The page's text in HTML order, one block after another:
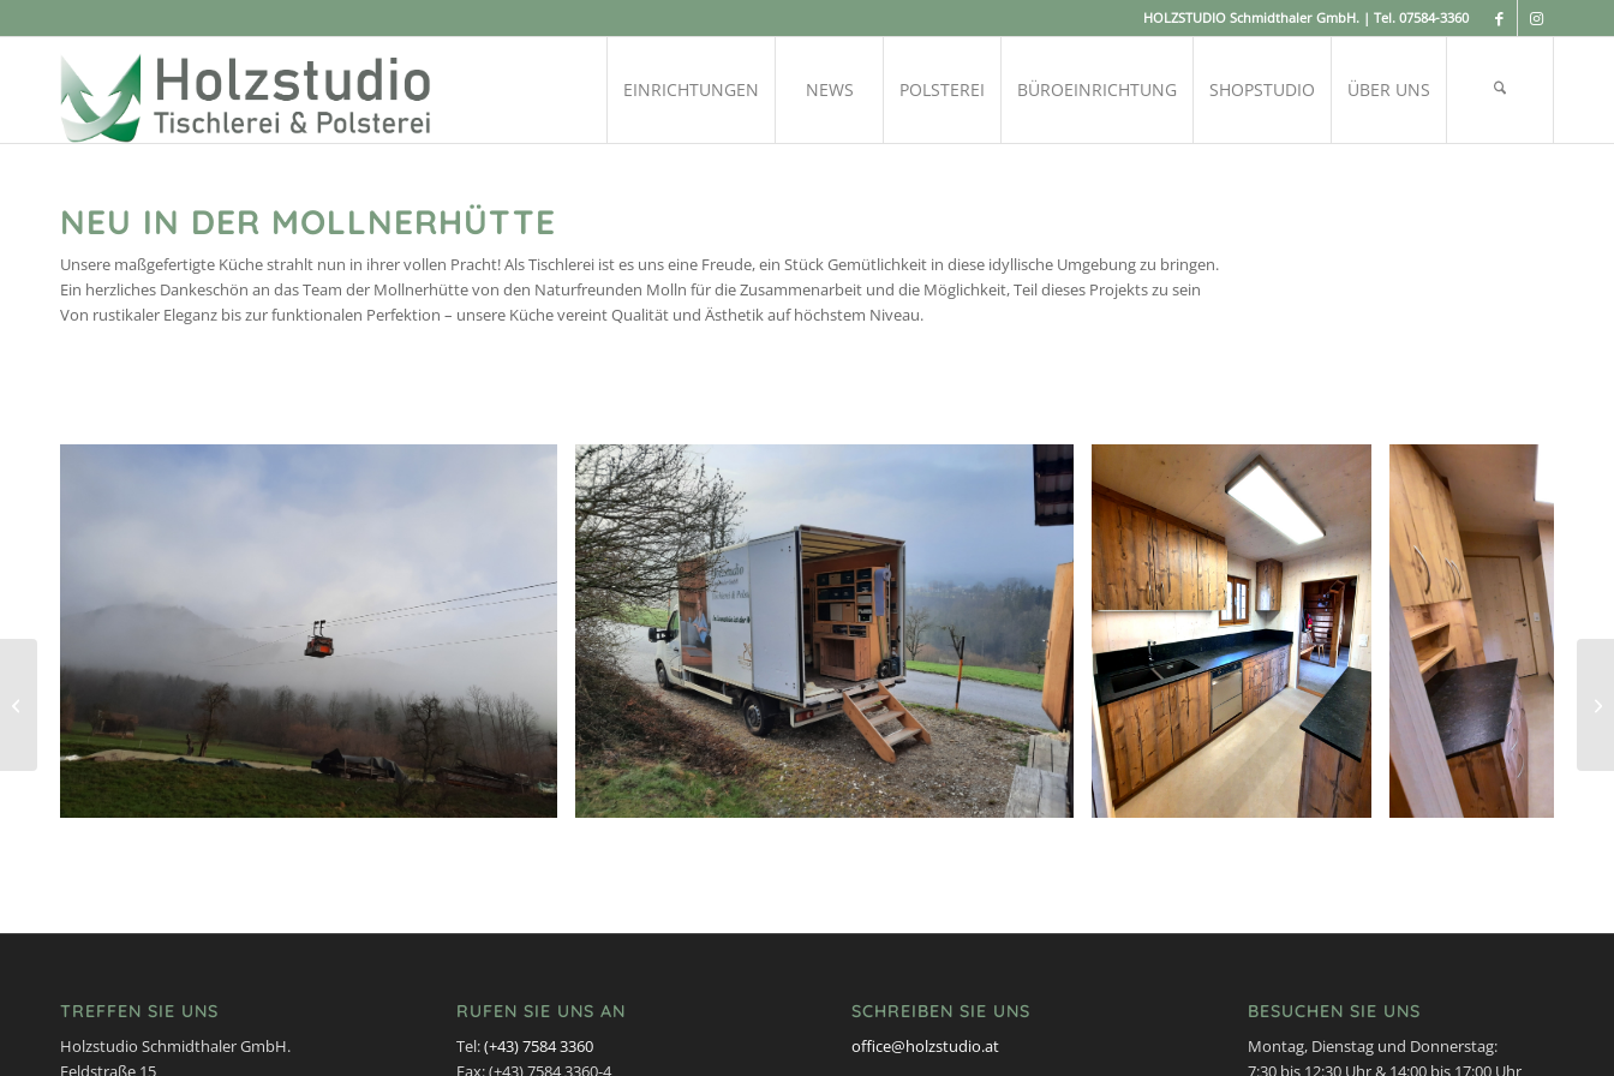
HOLZSTUDIO Schmidthaler GmbH. | Tel. 07584-3360
EINRICHTUNGEN NEWS POLSTEREI BÜROEINRICHTUNG SHOPSTUDIO ÜBER UNS
NEU IN DER MOLLNERHÜTTE
Unsere maßgefertigte Küche strahlt nun in ihrer vollen Pracht! Als Tischlerei ist es uns eine Freude, ein Stück Gemütlichkeit in diese idyllische Umgebung zu bringen.
Ein herzliches Dankeschön an das Team der Mollnerhütte von den Naturfreunden Molln für die Zusammenarbeit und die Möglichkeit, Teil dieses Projekts zu sein
Von rustikaler Eleganz bis zur funktionalen Perfektion – unsere Küche vereint Qualität und Ästhetik auf höchstem Niveau.
TREFFEN SIE UNS
Holzstudio Schmidthaler GmbH.
RUFEN SIE UNS AN
Tel:(+43) 7584 3360
SCHREIBEN SIE UNS
office@holzstudio.at
BESUCHEN SIE UNS
Montag, Dienstag und Donnerstag:
Das Holzstudio in der
Maultrommel-Ausgabe